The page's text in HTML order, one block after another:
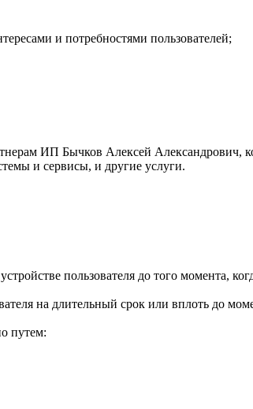
и потребностями пользователей;
ИП Бычков Алексей Александрович,
и сервисы, и другие услуги.
пользователя до того момента,
на длительный срок или вплоть до
путем: